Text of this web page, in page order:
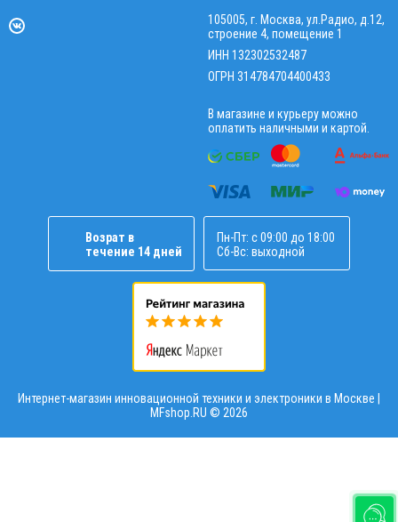
105005, г. Москва, ул.Радио, д.12,
строение 4, помещение 1
ИНН 132302532487
ОГРН 314784704400433
В магазине и курьеру можно
оплатить наличными и картой.
Возрат в
течение 14 дней
Пн-Пт: с 09:00 до 18:00
Сб-Вс: выходной
Интернет-магазин инновационной техники и электроники в Москве |
MFshop.RU © 2026